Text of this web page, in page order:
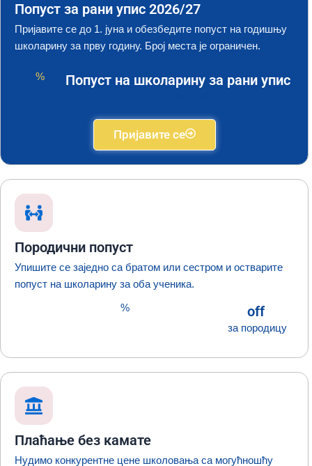
Попуст за рани упис 2026/27
Пријавите се до 1. јуна и обезбедите попуст на годишњу
школарину за прву годину. Број места је ограничен.
% Попуст на школарину за рани упис
Пријавите се
Породични попуст
Упишите се заједно са братом или сестром и остварите
попуст на школарину за оба ученика.
%
off
за породицу
Плаћање без камате
Нудимо конкурентне цене школовања са могућношћу